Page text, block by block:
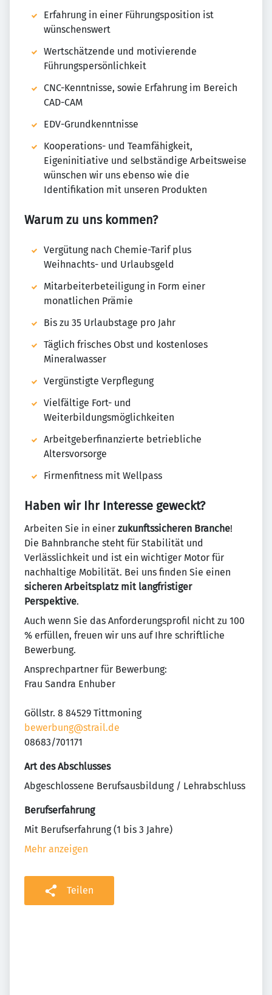
Erfahrung in einer Führungsposition ist
wünschenswert
Wertschätzende und motivierende
Führungspersönlichkeit
CNC-Kenntnisse, sowie Erfahrung im Bereich
CAD-CAM
EDV-Grundkenntnisse
Kooperations- und Teamfähigkeit,
Eigeninitiative und selbständige Arbeitsweise
wünschen wir uns ebenso wie die
Identifikation mit unseren Produkten
Warum zu uns kommen?
Vergütung nach Chemie-Tarif plus
Weihnachts- und Urlaubsgeld
Mitarbeiterbeteiligung in Form einer
monatlichen Prämie
Bis zu 35 Urlaubstage pro Jahr
Täglich frisches Obst und kostenloses
Mineralwasser
Vergünstigte Verpflegung
Vielfältige Fort- und
Weiterbildungsmöglichkeiten
Arbeitgeberfinanzierte betriebliche
Altersvorsorge
Firmenfitness mit Wellpass
Haben wir Ihr Interesse geweckt?
Arbeiten Sie in einer zukunftssicheren Branche!
Die Bahnbranche steht für Stabilität und
Verlässlichkeit und ist ein wichtiger Motor für
nachhaltige Mobilität. Bei uns finden Sie einen
sicheren Arbeitsplatz mit langfristiger
Perspektive.
Auch wenn Sie das Anforderungsprofil nicht zu 100
% erfüllen, freuen wir uns auf Ihre schriftliche
Bewerbung.
Ansprechpartner für Bewerbung:
Frau Sandra Enhuber
Göllstr. 8 84529 Tittmoning
bewerbung@strail.de
08683/701171
Art des Abschlusses
Abgeschlossene Berufsausbildung / Lehrabschluss
Berufserfahrung
Mit Berufserfahrung (1 bis 3 Jahre)
Mehr anzeigen
Teilen